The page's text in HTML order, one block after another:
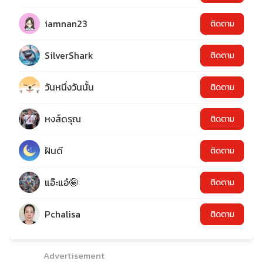
iamnan23 ติดตาม
SilverShark ติดตาม
วันหนึ่งวันนั้น ติดตาม
หงส์ดรุณ ติดตาม
ฝันดี ติดตาม
แอ๊ะแอ๋🤪 ติดตาม
Pchalisa ติดตาม
Advertisement